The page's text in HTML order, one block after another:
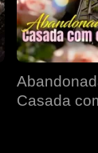
Casada